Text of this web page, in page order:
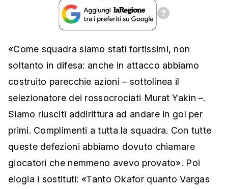
«Come squadra siamo stati fortissimi, non
soltanto in difesa: anche in attacco abbiamo
costruito parecchie azioni – sottolinea il
selezionatore dei rossocrociati Murat Yakin –.
Siamo riusciti addirittura ad andare in gol per
primi. Complimenti a tutta la squadra. Con tutte
queste defezioni abbiamo dovuto chiamare
giocatori che nemmeno avevo provato». Poi
elogia i sostituti: «Tanto Okafor quanto Vargas